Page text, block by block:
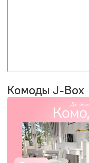
Комоды J-Box